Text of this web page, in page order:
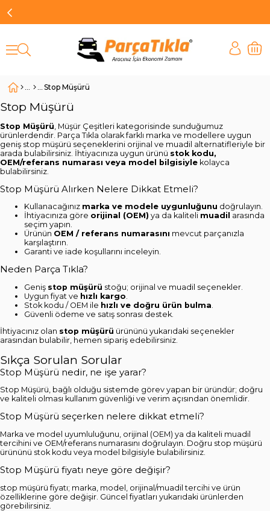
Stop Müşürü
Stop Müşürü
Stop Müşürü , Müşür Çeşitleri kategorisinde sunduğumuz
ürünlerdendir. Parça Tıkla olarak farklı marka ve modellere uygun
geniş stop müşürü seçeneklerini orijinal ve muadil alternatifleriyle bir
arada bulabilirsiniz. İhtiyacınıza uygun ürünü stok kodu,
OEM/referans numarası veya model bilgisiyle kolayca
bulabilirsiniz.
Stop Müşürü Alırken Nelere Dikkat Etmeli?
Kullanacağınız marka ve modele uygunluğunu doğrulayın.
İhtiyacınıza göre orijinal (OEM) ya da kaliteli muadil arasında
seçim yapın.
Ürünün OEM / referans numarasını mevcut parçanızla
karşılaştırın.
Garanti ve iade koşullarını inceleyin.
Neden Parça Tıkla?
Geniş stop müşürü stoğu; orijinal ve muadil seçenekler.
Uygun fiyat ve hızlı kargo
Stok kodu / OEM ile hızlı ve doğru ürün bulma
Güvenli ödeme ve satış sonrası destek.
İhtiyacınız olan stop müşürü ürününü yukarıdaki seçenekler
arasından bulabilir, hemen sipariş edebilirsiniz.
Sıkça Sorulan Sorular
Stop Müşürü nedir, ne işe yarar?
Stop Müşürü, bağlı olduğu sistemde görev yapan bir üründür; doğru
ve kaliteli olması kullanım güvenliği ve verim açısından önemlidir.
Stop Müşürü seçerken nelere dikkat etmeli?
Marka ve model uyumluluğunu, orijinal (OEM) ya da kaliteli muadil
tercihini ve OEM/referans numarasını doğrulayın. Doğru stop müşürü
ürününü stok kodu veya model bilgisiyle bulabilirsiniz.
Stop Müşürü fiyatı neye göre değişir?
stop müşürü fiyatı; marka, model, orijinal/muadil tercihi ve ürün
özelliklerine göre değişir. Güncel fiyatları yukarıdaki ürünlerden
görebilirsiniz.